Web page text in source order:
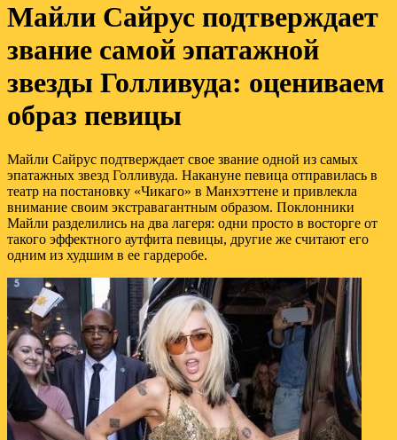
Майли Сайрус подтверждает
звание самой эпатажной
звезды Голливуда: оцениваем
образ певицы
Майли Сайрус подтверждает свое звание одной из самых
эпатажных звезд Голливуда. Накануне певица отправилась в
театр на постановку «Чикаго» в Манхэттене и привлекла
внимание своим экстравагантным образом. Поклонники
Майли разделились на два лагеря: одни просто в восторге от
такого эффектного аутфита певицы, другие же считают его
одним из худшим в ее гардеробе.